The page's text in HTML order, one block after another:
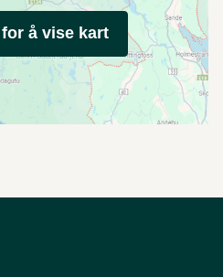
å vise kart